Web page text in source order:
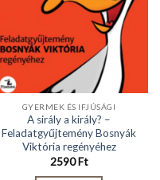
GYERMEK ÉS IFJÚSÁGI
A sirály a király? –
Feladatgyűjtemény Bosnyák
Viktória regényéhez
2590Ft